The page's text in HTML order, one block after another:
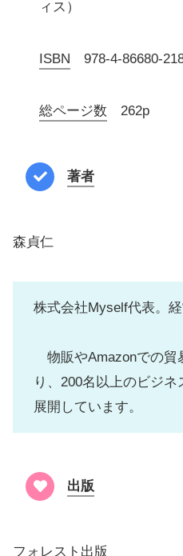
ィス）
ISBN 978-4-86680-
総ページ数 262p
著者
森貞仁
株式会社Myself代表。経
物販やAmazonでの貿
り、200名以上のビジ
展開しています。
出版
フォレスト出版